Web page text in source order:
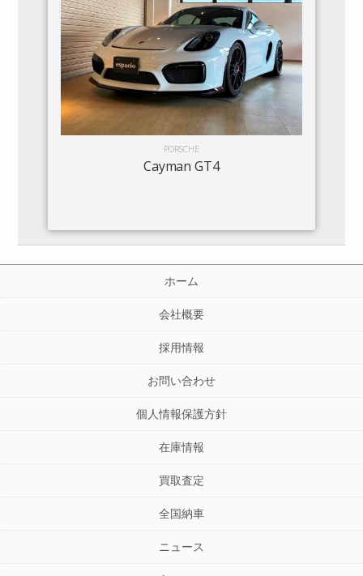
PORSCHE
Cayman GT4
ホーム
会社概要
採用情報
お問い合わせ
個人情報保護方針
在庫情報
買取査定
全国納車
ニュース